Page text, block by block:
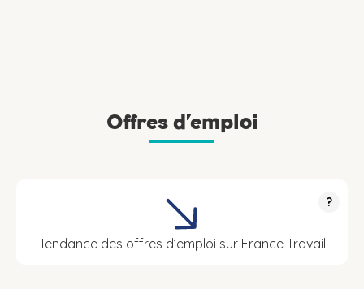
Offres d’emploi
?
Tendance des offres d’emploi sur France Travail